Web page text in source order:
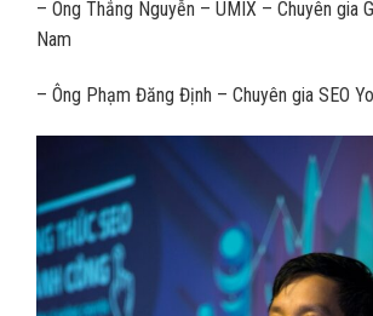
– Ông Thắng Nguyễn – UMIX – Chuyên gia
Nam
– Ông Phạm Đăng Định – Chuyên gia SEO